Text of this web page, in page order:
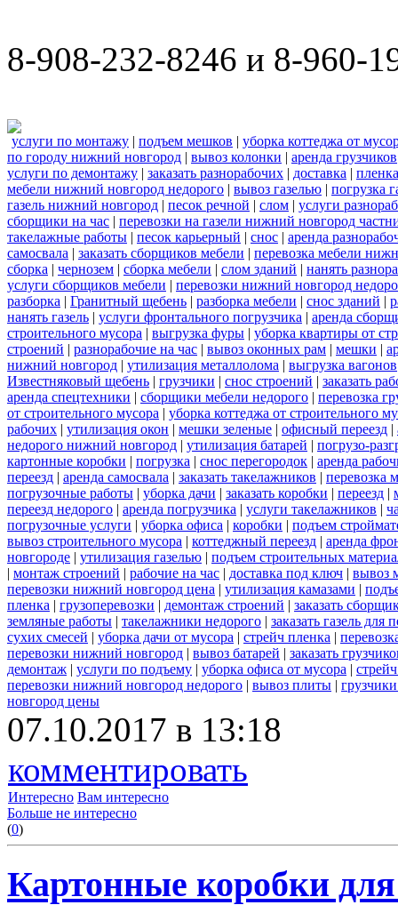
8-908-232-8246 и 8-960-
услуги по монтажу | подъем мешков | уборка коттеджа от
по городу нижний новгород | вывоз колонки | аренда грузчиков
услуги по демонтажу | заказать разнорабочих | доставка | пленка
мебели нижний новгород недорого | вывоз газелью | погрузка
газель нижний новгород | песок речной | слом | услуги
сборщики на час | перевозки на газели нижний новгород
такелажные работы | песок карьерный | снос | аренда
самосвала | заказать сборщиков мебели | перевозка мебели
сборка | чернозем | сборка мебели | слом зданий | нанять
услуги сборщиков мебели | перевозки нижний новгород
разборка | Гранитный щебень | разборка мебели | снос зданий |
нанять газель | услуги фронтального погрузчика | аренда
строительного мусора | выгрузка фуры | уборка квартиры от
строений | разнорабочие на час | вывоз оконных рам | мешки |
нижний новгород | утилизация металлолома | выгрузка вагонов
Известняковый щебень | грузчики | снос строений | заказать
аренда спецтехники | сборщики мебели недорого | перевозка
от строительного мусора | уборка коттеджа от строительного
рабочих | утилизация окон | мешки зеленые | офисный переезд |
недорого нижний новгород | утилизация батарей | погрузо-
картонные коробки | погрузка | снос перегородок | аренда
переезд | аренда самосвала | заказать такелажников | перевозка
погрузочные работы | уборка дачи | заказать коробки | переезд |
переезд недорого | аренда погрузчика | услуги такелажников |
погрузочные услуги | уборка офиса | коробки | подъем
вывоз строительного мусора | коттеджный переезд | аренда
новгороде | утилизация газелью | подъем строительных
| монтаж строений | рабочие на час | доставка под ключ | вывоз
перевозки нижний новгород цена | утилизация камазами |
пленка | грузоперевозки | демонтаж строений | заказать
земляные работы | такелажники недорого | заказать газель
сухих смесей | уборка дачи от мусора | стрейч пленка |
перевозки нижний новгород | вывоз батарей | заказать
демонтаж | услуги по подъему | уборка офиса от мусора |
перевозки нижний новгород недорого | вывоз плиты |
новгород цены
07.10.2017 в 13:18
комментировать
Интересно Вам интересно
Больше не интересно
(0)
Картонные коробки для